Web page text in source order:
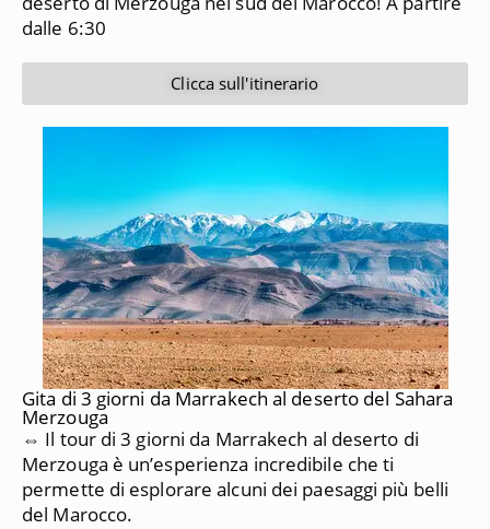
dalle 6:30
Clicca sull'itinerario
Gita di 3 giorni da Marrakech al deserto del Sahara
Merzouga
⇔ Il tour di 3 giorni da Marrakech al deserto di
Merzouga è un’esperienza incredibile che ti
permette di esplorare alcuni dei paesaggi più belli
del Marocco.